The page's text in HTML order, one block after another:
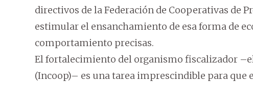
directivos de la Federación de Cooperativas de
estimular el ensanchamiento de esa forma de
comportamiento precisas.
El fortalecimiento del organismo fiscalizador
(Incoop)– es una tarea imprescindible para que